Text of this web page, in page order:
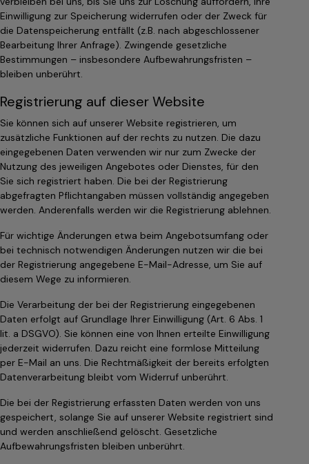
Einwilligung zur Speicherung widerrufen oder der Zweck für
die Datenspeicherung entfällt (z.B. nach abgeschlossener
Bearbeitung Ihrer Anfrage). Zwingende gesetzliche
Bestimmungen – insbesondere Aufbewahrungsfristen –
bleiben unberührt.
Registrierung auf dieser Website
Sie können sich auf unserer Website registrieren, um
zusätzliche Funktionen auf der rechts zu nutzen. Die dazu
eingegebenen Daten verwenden wir nur zum Zwecke der
Nutzung des jeweiligen Angebotes oder Dienstes, für den
Sie sich registriert haben. Die bei der Registrierung
abgefragten Pflichtangaben müssen vollständig angegeben
werden. Anderenfalls werden wir die Registrierung ablehnen.
Für wichtige Änderungen etwa beim Angebotsumfang oder
bei technisch notwendigen Änderungen nutzen wir die bei
der Registrierung angegebene E-Mail-Adresse, um Sie auf
diesem Wege zu informieren.
Die Verarbeitung der bei der Registrierung eingegebenen
Daten erfolgt auf Grundlage Ihrer Einwilligung (Art. 6 Abs. 1
lit. a DSGVO). Sie können eine von Ihnen erteilte Einwilligung
jederzeit widerrufen. Dazu reicht eine formlose Mitteilung
per E-Mail an uns. Die Rechtmäßigkeit der bereits erfolgten
Datenverarbeitung bleibt vom Widerruf unberührt.
Die bei der Registrierung erfassten Daten werden von uns
gespeichert, solange Sie auf unserer Website registriert sind
und werden anschließend gelöscht. Gesetzliche
Aufbewahrungsfristen bleiben unberührt.